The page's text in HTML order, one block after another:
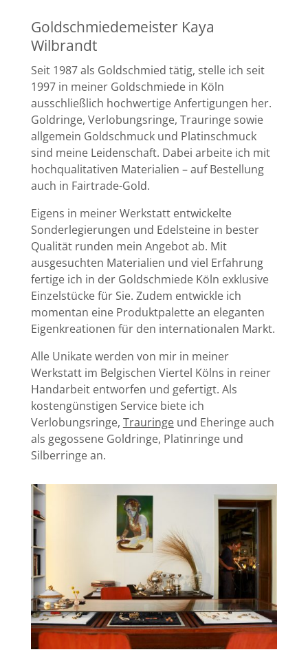
Goldschmiedemeister Kaya
Wilbrandt
Seit 1987 als Goldschmied tätig, stelle ich seit
1997 in meiner Goldschmiede in Köln
ausschließlich hochwertige Anfertigungen her.
Goldringe, Verlobungsringe, Trauringe sowie
allgemein Goldschmuck und Platinschmuck
sind meine Leidenschaft. Dabei arbeite ich mit
hochqualitativen Materialien – auf Bestellung
auch in Fairtrade-Gold.
Eigens in meiner Werkstatt entwickelte
Sonderlegierungen und Edelsteine in bester
Qualität runden mein Angebot ab. Mit
ausgesuchten Materialien und viel Erfahrung
fertige ich in der Goldschmiede Köln exklusive
Einzelstücke für Sie. Zudem entwickle ich
momentan eine Produktpalette an eleganten
Eigenkreationen für den internationalen Markt.
Alle Unikate werden von mir in meiner
Werkstatt im Belgischen Viertel Kölns in reiner
Handarbeit entworfen und gefertigt. Als
kostengünstigen Service biete ich
Verlobungsringe, Trauringeund Eheringe auch
als gegossene Goldringe, Platinringe und
Silberringe an.